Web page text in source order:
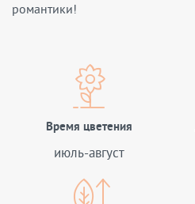
романтики!
Время цветения
июль-август